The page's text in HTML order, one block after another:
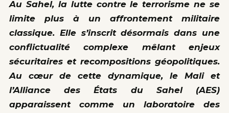
Au Sahel, la lutte contre le terrorisme ne se
limite plus à un affrontement militaire
classique. Elle s’inscrit désormais dans une
conflictualité complexe mêlant enjeux
sécuritaires et recompositions géopolitiques.
Au cœur de cette dynamique, le Mali et
l’Alliance des États du Sahel (AES)
apparaissent comme un laboratoire des